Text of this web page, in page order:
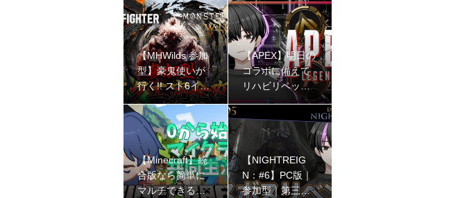
【MHWilds 参加
型】豪鬼使いが
行く!! スト6イベ
ント!! ※ネタバレ
注意!!【初見さん
大歓迎 】
【APEX】明日の
コラボに備えて
リハビリペック
ス【ゴールドII
I】
【Minecraft】統
合版なら簡単に
マルチできるの
【NIGHTREIG
N：#6】PC版｜
参加型｜第三回